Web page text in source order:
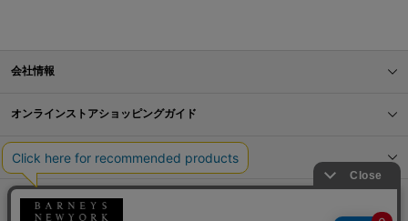
会社情報
オンラインストアショッピングガイド
店舗情報
サービス